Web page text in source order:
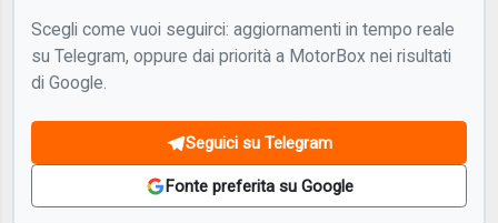
Scegli come vuoi seguirci: aggiornamenti in tempo reale
su Telegram, oppure dai priorità a MotorBox nei risultati
di Google.
Seguici su Telegram
Fonte preferita su Google